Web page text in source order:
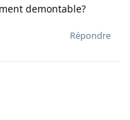
demontable?
Répondre